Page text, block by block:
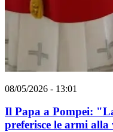
08/05/2026 - 13:01
Il Papa a Pompei:
preferisce le armi